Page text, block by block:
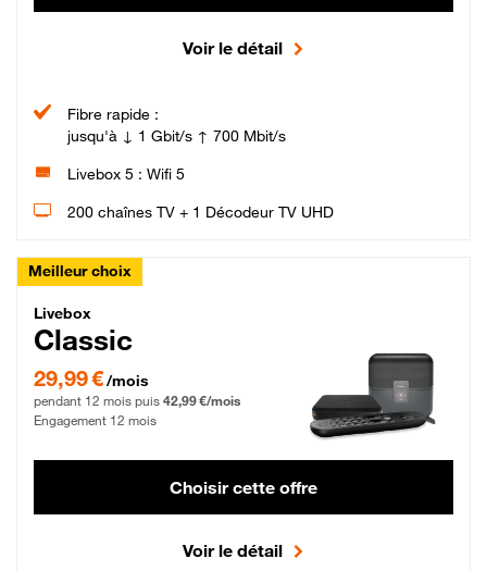
Voir le détail
Fibre rapide :
jusqu'à ↓ 1 Gbit/s ↑ 700 Mbit/s
Livebox 5 : Wifi 5
200 chaînes TV + 1 Décodeur TV UHD
Meilleur choix
Livebox Classic Fibre
Livebox
Classic
29,99 € par mois pendant 12 mois puis 42,99 € par mois, Engagement 12 mois
29,99 €/mois
pendant 12 mois puis 42,99 €/mois
Engagement 12 mois
Choisir cette offre
Voir le détail